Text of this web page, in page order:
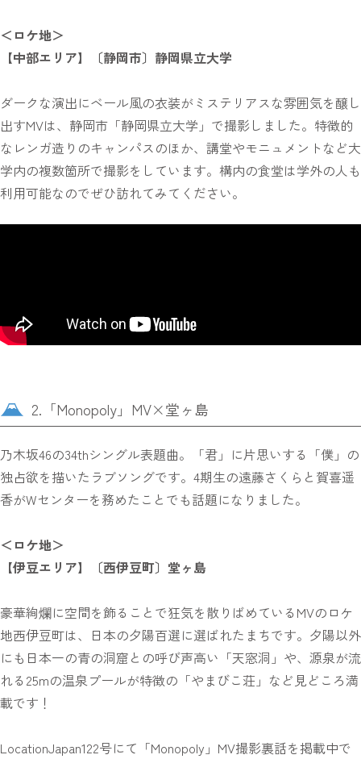
＜ロケ地＞
【中部エリア】〔静岡市〕静岡県立大学
ダークな演出にベール風の衣装がミステリアスな雰囲気を醸し
出すMVは、静岡市「静岡県立大学」で撮影しました。特徴的
なレンガ造りのキャンパスのほか、講堂やモニュメントなど大
学内の複数箇所で撮影をしています。構内の食堂は学外の人も
利用可能なのでぜひ訪れてみてください。
2.「Monopoly」MV×堂ヶ島
乃木坂46の34thシングル表題曲。「君」に片思いする「僕」の
独占欲を描いたラブソングです。4期生の遠藤さくらと賀喜遥
香がWセンターを務めたことでも話題になりました。
＜ロケ地＞
【伊豆エリア】〔西伊豆町〕堂ヶ島
豪華絢爛に空間を飾ることで狂気を散りばめているMVのロケ
地西伊豆町は、日本の夕陽百選に選ばれたまちです。夕陽以外
にも日本一の青の洞窟との呼び声高い「天窓洞」や、源泉が流
れる25mの温泉プールが特徴の「やまびこ荘」など見どころ満
載です！
LocationJapan122号にて「Monopoly」MV撮影裏話を掲載中で